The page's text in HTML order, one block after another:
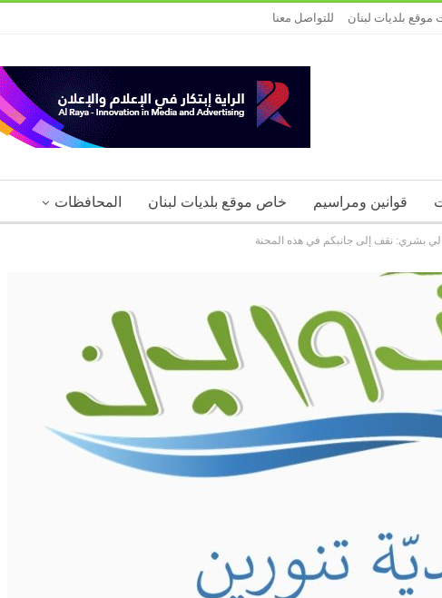
موقع بلديات لبنان للتواصل معنا
قوانين ومراسيم خاص موقع بلديات لبنان المحافظات
بشري: نقف إلى جانبكم في هذه المحنة